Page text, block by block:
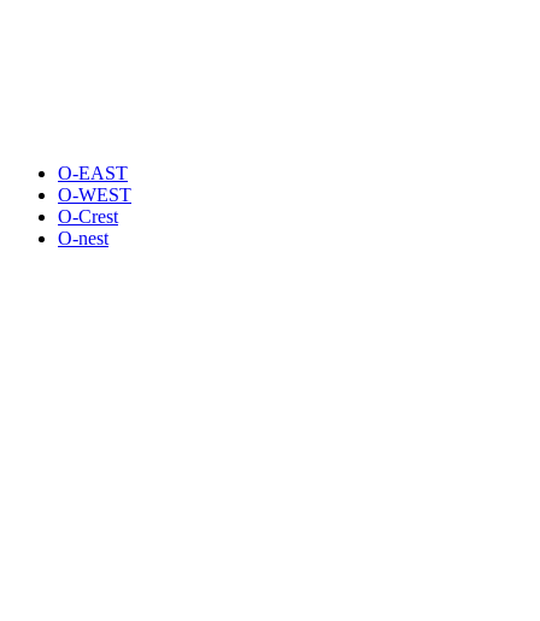
O-EAST
O-WEST
O-Crest
O-nest